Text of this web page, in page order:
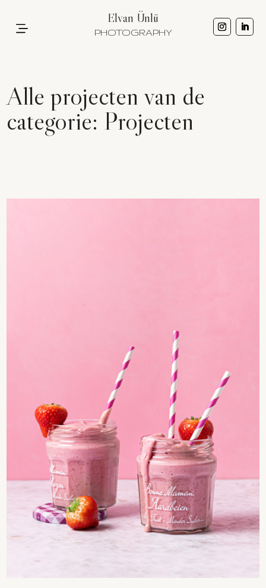
Elvan Ünlü
PHOTOGRAPHY
Alle projecten van de
categorie: Projecten